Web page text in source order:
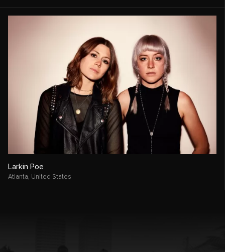
Larkin Poe
Atlanta, United States